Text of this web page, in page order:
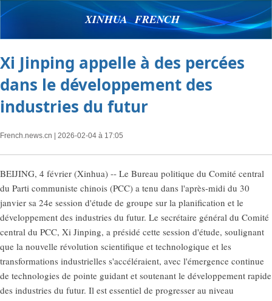
XINHUA FRENCH
Xi Jinping appelle à des percées
dans le développement des
industries du futur
French.news.cn | 2026-02-04 à 17:05
BEIJING, 4 février (Xinhua) -- Le Bureau politique du Comité central
du Parti communiste chinois (PCC) a tenu dans l'après-midi du 30
janvier sa 24e session d'étude de groupe sur la planification et le
développement des industries du futur. Le secrétaire général du Comité
central du PCC, Xi Jinping, a présidé cette session d'étude, soulignant
que la nouvelle révolution scientifique et technologique et les
transformations industrielles s'accéléraient, avec l'émergence continue
de technologies de pointe guidant et soutenant le développement rapide
des industries du futur. Il est essentiel de progresser au niveau